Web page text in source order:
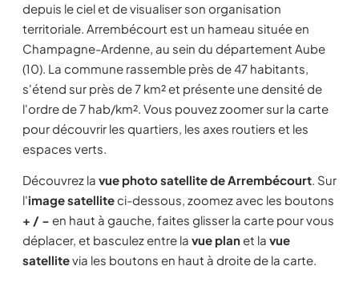
depuis le ciel et de visualiser son organisation
territoriale. Arrembécourt est un hameau située en
Champagne-Ardenne, au sein du département Aube
(10). La commune rassemble près de 47 habitants,
s'étend sur près de 7 km² et présente une densité de
l'ordre de 7 hab/km². Vous pouvez zoomer sur la carte
pour découvrir les quartiers, les axes routiers et les
espaces verts.
Découvrez la vue photo satellite de Arrembécourt. Sur
l'image satelliteci-dessous, zoomez avec les boutons
+ / − en haut à gauche, faites glisser la carte pour vous
déplacer, et basculez entre la vue planet la vue
satellitevia les boutons en haut à droite de la carte.